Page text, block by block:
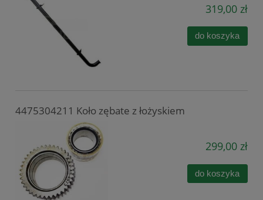
319,00 zł
do koszyka
4475304211 Koło zębate z łożyskiem
299,00 zł
do koszyka